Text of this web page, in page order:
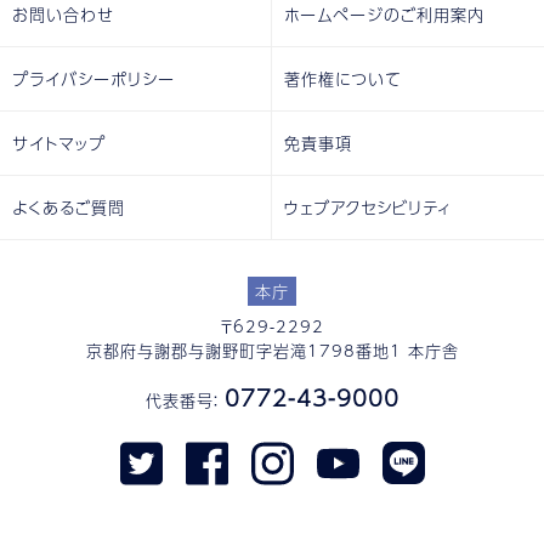
本庁
〒629-2292
京都府与謝郡与謝野町字岩滝1798番地1 本庁舎
代表番号： 0772-43-9000
お問い合わせ ホームページのご利用案内
プライバシーポリシー 著作権について
サイトマップ 免責事項
よくあるご質問 ウェブアクセシビリティ